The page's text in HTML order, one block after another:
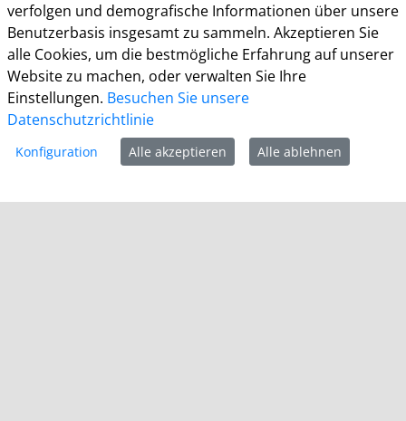
Für einzelne Dienststellen gelten abweichende
Öffnungszeiten und ggf. erforderliche
Terminvereinbarungen.
Informationen
Impressum
verfolgen und demografische Informationen über unsere
Benutzerbasis insgesamt zu sammeln. Akzeptieren Sie
alle Cookies, um die bestmögliche Erfahrung auf unserer
Website zu machen, oder verwalten Sie Ihre
Einstellungen. Besuchen Sie unsere
Datenschutzrichtlinie
Konfiguration Alle akzeptieren Alle ablehnen